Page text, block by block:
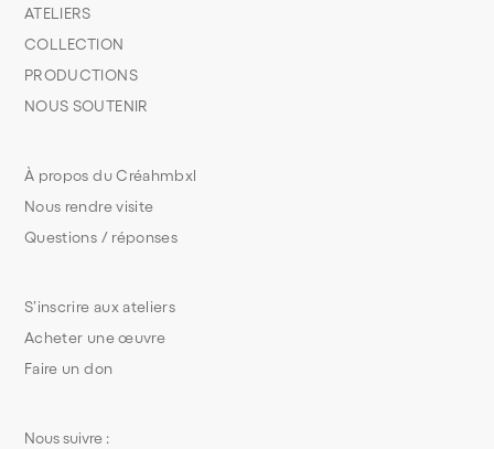
S’inscrire aux ateliers
Acheter une œuvre
Faire un don
À propos du Créahmbxl
Nous rendre visite
Questions / réponses
ATELIERS
COLLECTION
PRODUCTIONS
NOUS SOUTENIR
Nous suivre :